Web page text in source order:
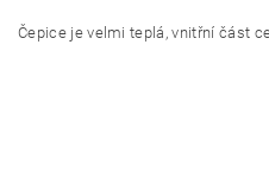
Čepice je velmi teplá, vnitřní část